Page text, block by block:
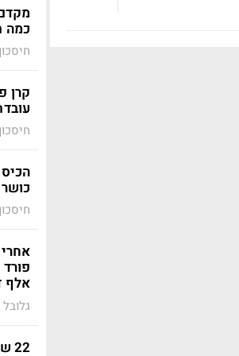
כמה
קרן
אלף
גלובל